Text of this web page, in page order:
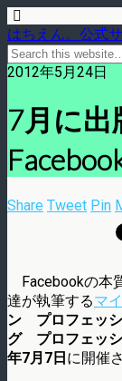
はちえん。公式
2012年5月24日
7月に出
Share Tweet Pin
Facebookの本
達が執筆するマ
ン プロフェッ
グ プロフェッ
年7月7日に開催